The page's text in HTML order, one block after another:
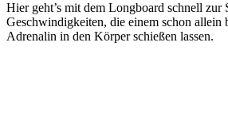
Hier geht’s mit dem Longboard schnell zur
Geschwindigkeiten, die einem schon allein
Adrenalin in den Körper schießen lassen.